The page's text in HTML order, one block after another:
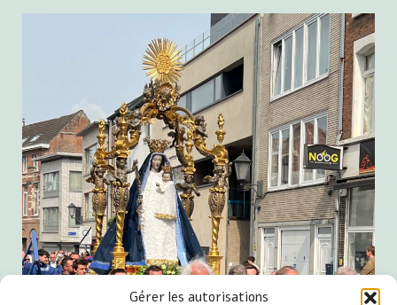
Gérer les autorisations